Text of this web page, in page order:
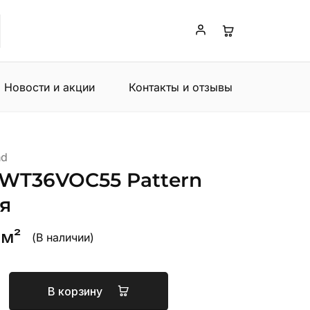
Новости и акции Контакты и отзывы
Pattern
(В наличии)
В корзину